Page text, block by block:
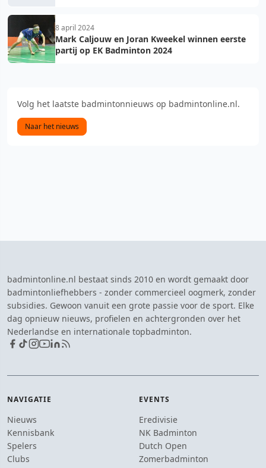
8 april 2024
Mark Caljouw en Joran Kweekel winnen eerste
partij op EK Badminton 2024
Volg het laatste badmintonnieuws op badmintonline.nl.
Naar het nieuws
badmintonline.nl bestaat sinds 2010 en wordt gemaakt door
badmintonliefhebbers - zonder commercieel oogmerk, zonder
subsidies. Gewoon vanuit een grote passie voor de sport. Elke
dag opnieuw nieuws, profielen en achtergronden over het
Nederlandse en internationale topbadminton.
NAVIGATIE
Nieuws
Kennisbank
Spelers
Clubs
EVENTS
Eredivisie
NK Badminton
Dutch Open
Zomerbadminton